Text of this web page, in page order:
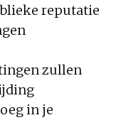
reputatie
zullen
in je